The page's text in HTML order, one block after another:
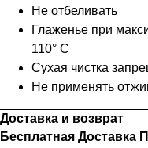
Не отбеливать
Глаженье при
110° С
Сухая чистка
Не применять
Доставка и возврат
Бесплатная Доставка